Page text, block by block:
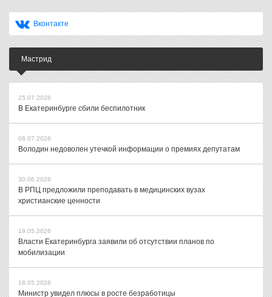
Вконтакте
Мастрид
25.07.2026
В Екатеринбурге сбили беспилотник
08.07.2026
Володин недоволен утечкой информации о премиях депутатам
30.06.2026
В РПЦ предложили преподавать в медицинских вузах
христианские ценности
19.05.2026
Власти Екатеринбурга заявили об отсутствии планов по
мобилизации
18.05.2026
Министр увидел плюсы в росте безработицы